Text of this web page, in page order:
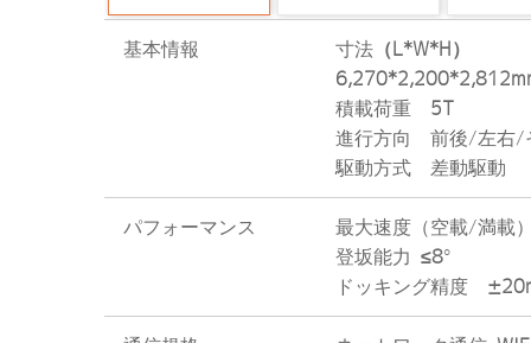
基本情報 寸法 （L*W*H）
積載荷重 5T
進行方向 前後/左右/
駆動方式 差動駆動
パフォーマンス 最大速度（空載/満載
登坂能力 ≤8°
ドッキング精度